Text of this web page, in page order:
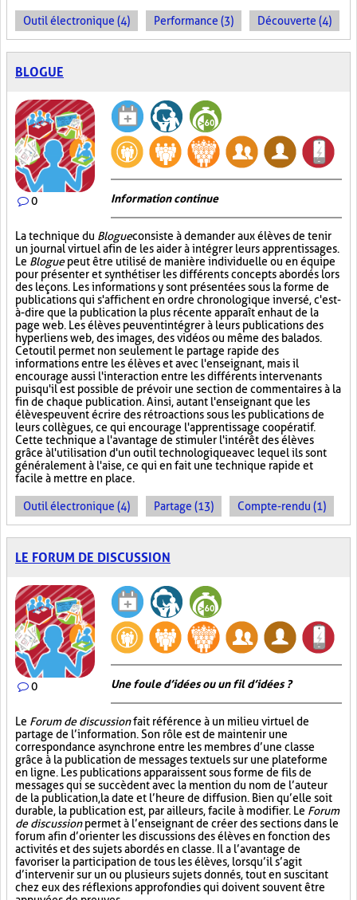
Outil électronique (4) Performance (3) Découverte (4)
BLOGUE
0 Information continue
La technique du Blogueconsiste à demander aux élèves de tenir
un journal virtuel afin de les aider à intégrer leurs apprentissages.
Le Bloguepeut être utilisé de manière individuelle ou en équipe
pour présenter et synthétiser les différents concepts abordés lors
des leçons. Les informations y sont présentées sous la forme de
publications qui s'affichent en ordre chronologique inversé, c'est-
à-dire que la publication la plus récente apparaît en haut de la
page web. Les élèves peuvent intégrer à leurs publications des
hyperliens web, des images, des vidéos ou même des balados.
Cet outil permet non seulement le partage rapide des
informations entre les élèves et avec l'enseignant, mais il
encourage aussi l'interaction entre les différents intervenants
puisqu'il est possible de prévoir une section de commentaires à la
fin de chaque publication. Ainsi, autant l'enseignant que les
élèves peuvent écrire des rétroactions sous les publications de
leurs collègues, ce qui encourage l'apprentissage coopératif.
Cette technique a l'avantage de stimuler l'intérêt des élèves
grâce à l'utilisation d'un outil technologique avec lequel ils sont
généralement à l'aise, ce qui en fait une technique rapide et
facile à mettre en place.
Outil électronique (4) Partage (13) Compte-rendu (1)
LE FORUM DE DISCUSSION
0 Une foule d’idées ou un fil d’idées ?
Le Forum de discussionfait référence à un milieu virtuel de
partage de l’information. Son rôle est de maintenir une
correspondance asynchrone entre les membres d’une classe
grâce à la publication de messages textuels sur une plateforme
en ligne. Les publications apparaissent sous forme de fils de
messages qui se succèdent avec la mention du nom de l’auteur
de la publication, la date et l’heure de diffusion. Bien qu’elle soit
durable, la publication est, par ailleurs, facile à modifier. Le Forum
de discussionpermet à l’enseignant de créer des sections dans le
forum afin d’orienter les discussions des élèves en fonction des
activités et des sujets abordés en classe. Il a l’avantage de
favoriser la participation de tous les élèves, lorsqu’il s’agit
d’intervenir sur un ou plusieurs sujets donnés, tout en suscitant
chez eux des réflexions approfondies qui doivent souvent être